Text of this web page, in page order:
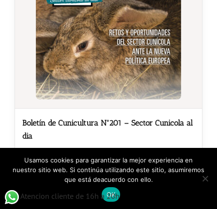
Boletín de Cunicultura Nº201 – Sector Cunicola al
dia
Atencion cliente de 16h a 20h
Usamos cookies para garantizar la mejor experiencia en
nuestro sitio web. Si continúa utilizando este sitio, asumiremos
que está deacuerdo con ello.
OK